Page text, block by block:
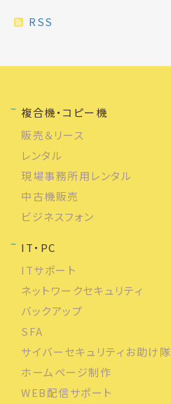
RSS
複合機・コピー機
販売＆リース
レンタル
現場事務所用レンタル
中古機販売
ビジネスフォン
IT・PC
ITサポート
ネットワークセキュリティ
バックアップ
SFA
サイバーセキュリティお助け隊
ホームページ制作
WEB配信サポート